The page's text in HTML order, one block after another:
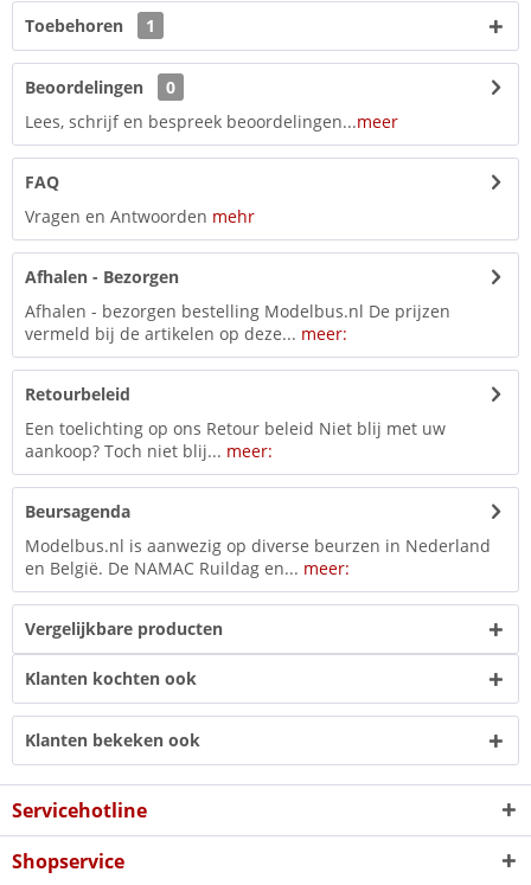
Toebehoren 1
Beoordelingen
0
Lees, schrijf en bespreek beoordelingen...meer
FAQ
Vragen en Antwoorden mehr
Afhalen - Bezorgen
Afhalen - bezorgen bestelling Modelbus.nl De prijzen
vermeld bij de artikelen op deze... meer:
Retourbeleid
Een toelichting op ons Retour beleid Niet blij met uw
aankoop? Toch niet blij... meer:
Beursagenda
Modelbus.nl is aanwezig op diverse beurzen in Nederland
en België. De NAMAC Ruildag en... meer:
Vergelijkbare producten
Klanten kochten ook
Klanten bekeken ook
Servicehotline
Shopservice